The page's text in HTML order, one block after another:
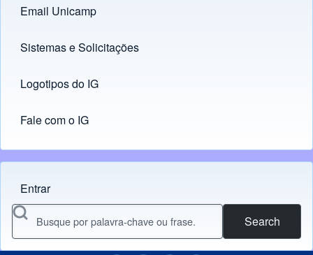
Links
Email Unicamp
(opens in new tab)
Sistemas e Solicitações
(opens in new tab)
Logotipos do IG
(opens in new tab)
Fale com o IG
Menu do usuário
Entrar
Search